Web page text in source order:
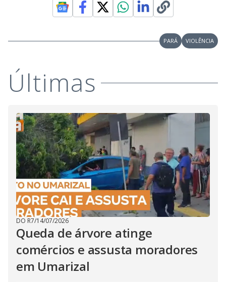
PARÁ VIOLÊNCIA
Últimas
DO R7/14/07/2026
Queda de árvore atinge
comércios e assusta moradores
em Umarizal